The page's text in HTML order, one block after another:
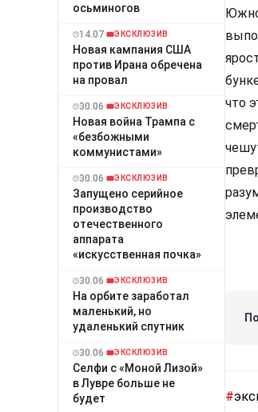
осьминогов
14.07 ЭКСКЛЮЗИВ
Новая кампания США
против Ирана обречена
на провал
30.06 ЭКСКЛЮЗИВ
Новая война Трампа с
«безбожными
коммунистами»
30.06 ЭКСКЛЮЗИВ
Запущено серийное
производство
отечественного
аппарата
«искусственная почка»
30.06 ЭКСКЛЮЗИВ
На орбите заработал
маленький, но
удаленький спутник
30.06 ЭКСКЛЮЗИВ
Селфи с «Моной Лизой»
в Лувре больше не
будет
что
#